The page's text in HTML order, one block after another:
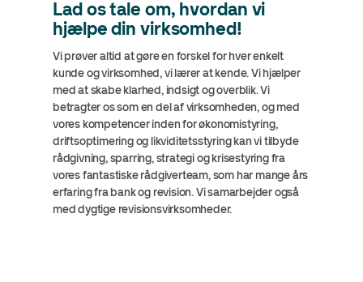
Lad os tale om, hvordan vi
hjælpe din virksomhed!
Vi prøver altid at gøre en forskel for hver enkelt
kunde og virksomhed, vi lærer at kende. Vi hjælper
med at skabe klarhed, indsigt og overblik. Vi
betragter os som en del af virksomheden, og med
vores kompetencer inden for økonomistyring,
driftsoptimering og likviditetsstyring kan vi tilbyde
rådgivning, sparring, strategi og krisestyring fra
vores fantastiske rådgiverteam, som har mange års
erfaring fra bank og revision. Vi samarbejder også
med dygtige revisionsvirksomheder.